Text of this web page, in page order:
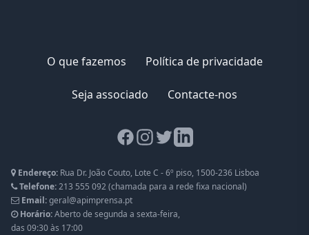
O que fazemos Política de privacidade
Seja associado Contacte-nos
Endereço: Rua Dr. João Couto, Lote C - 6º piso, 1500-236 Lisboa
Telefone:213 555 092(chamada para a rede fixa nacional)
Email:geral@apimprensa.pt
Horário:Aberto de segunda a sexta-feira,
das 09:30 às 17:00